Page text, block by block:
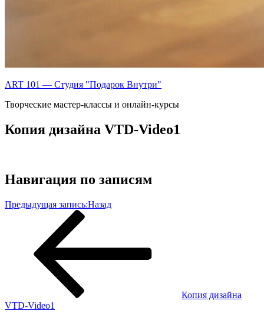
ART 101 — Студия "Подарок Внутри"
Творческие мастер-классы и онлайн-курсы
Копия дизайна VTD-Video1
Навигация по записям
Предыдущая запись:Назад
Копия дизайна
VTD-Video1